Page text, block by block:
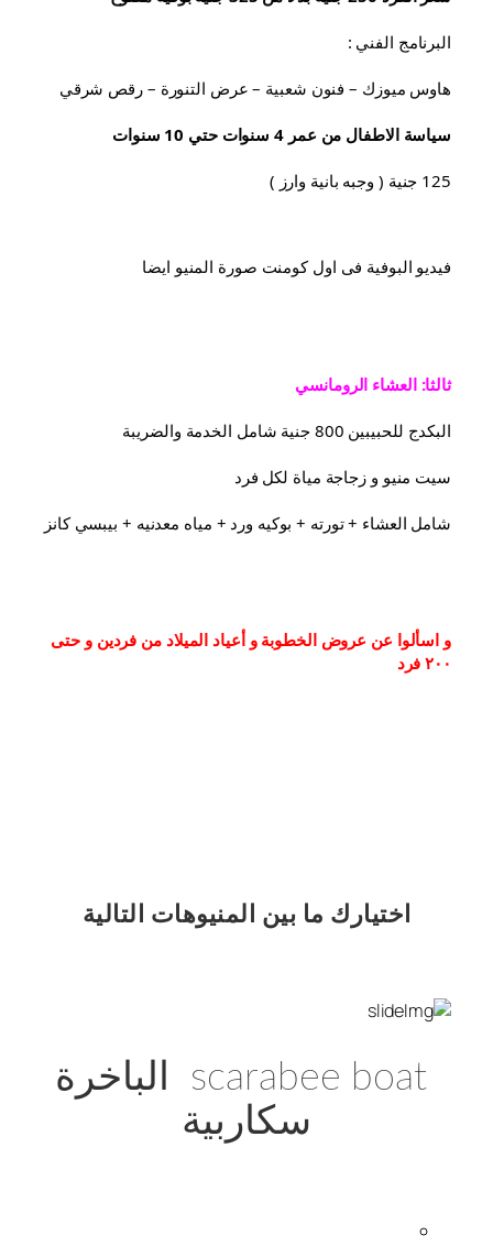
البرنامج الفني :
هاوس ميوزك – فنون شعبية – عرض التنورة – رقص شرقي
سياسة الاطفال من عمر 4 سنوات حتي 10 سنوات
125 جنية ( وجبه بانية وارز )
فيديو البوفية فى اول كومنت صورة المنيو ايضا
ثالثا: العشاء الرومانسي
البكدج للحبيبين 800 جنية شامل الخدمة والضريبة
سيت منيو و زجاجة مياة لكل فرد
شامل العشاء⁦⁩ + تورته + بوكيه ورد + مياه معدنيه + بيبسي كانز
٢٠٠ فرد
اختيارك ما بين المنيوهات التالية
scarabee boat الباخرة
سكاربية